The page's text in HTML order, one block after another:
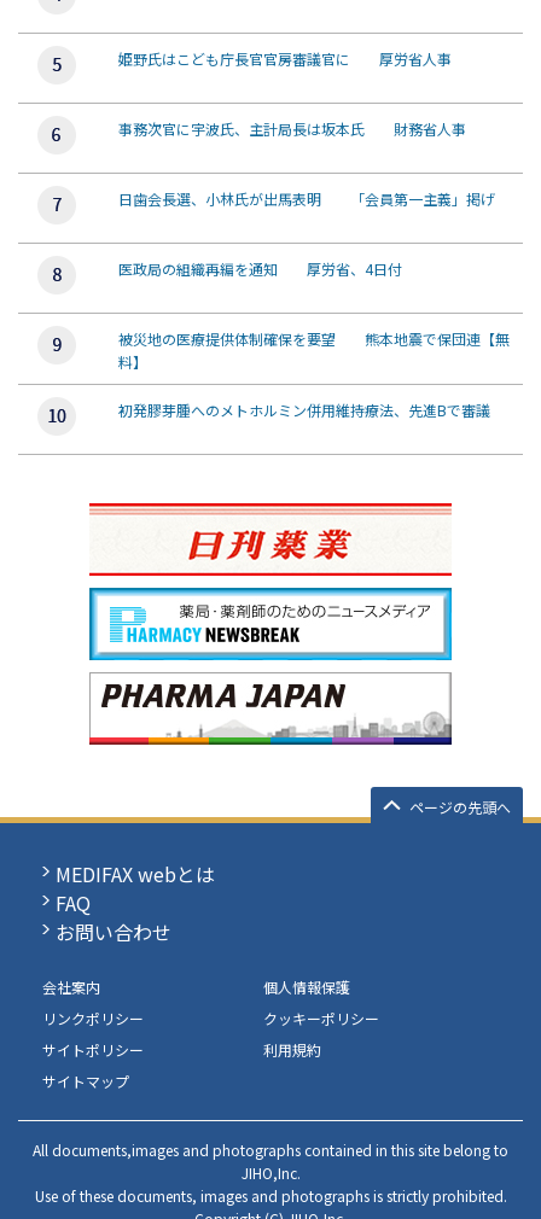
姫野氏はこども庁長官官房審議官に 厚労省人事
事務次官に宇波氏、主計局長は坂本氏 財務省人事
日歯会長選、小林氏が出馬表明 「会員第一主義」掲げ
医政局の組織再編を通知 厚労省、4日付
被災地の医療提供体制確保を要望 熊本地震で保団連【無
料】
初発膠芽腫へのメトホルミン併用維持療法、先進Bで審議
ページの先頭へ
MEDIFAX webとは
FAQ
お問い合わせ
会社案内
個人情報保護
リンクポリシー
クッキーポリシー
サイトポリシー
利用規約
サイトマップ
All documents,images and photographs contained in this site belong to
JIHO,Inc.
Use of these documents, images and photographs is strictly prohibited.